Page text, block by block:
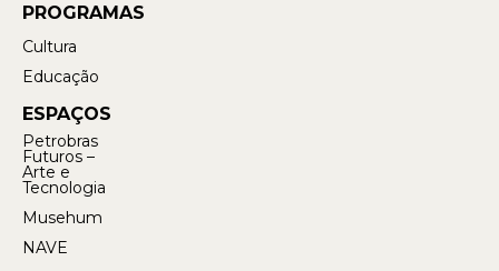
PROGRAMAS
Cultura
Educação
ESPAÇOS
Petrobras
Futuros –
Arte e
Tecnologia
Musehum
NAVE